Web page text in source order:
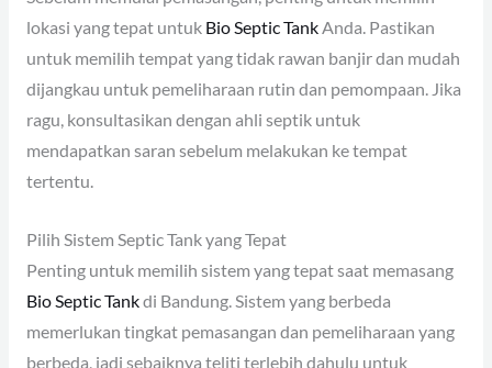
lokasi yang tepat untuk Bio Septic TankAnda. Pastikan
untuk memilih tempat yang tidak rawan banjir dan mudah
dijangkau untuk pemeliharaan rutin dan pemompaan. Jika
ragu, konsultasikan dengan ahli septik untuk
mendapatkan saran sebelum melakukan ke tempat
tertentu.
Pilih Sistem Septic Tank yang Tepat
Penting untuk memilih sistem yang tepat saat memasang
Bio Septic Tankdi Bandung. Sistem yang berbeda
memerlukan tingkat pemasangan dan pemeliharaan yang
berbeda, jadi sebaiknya teliti terlebih dahulu untuk